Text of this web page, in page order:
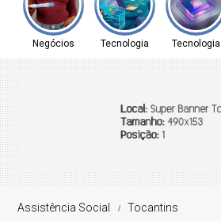
Negócios Tecnologia Tecnologia
Assistência Social Tocantins